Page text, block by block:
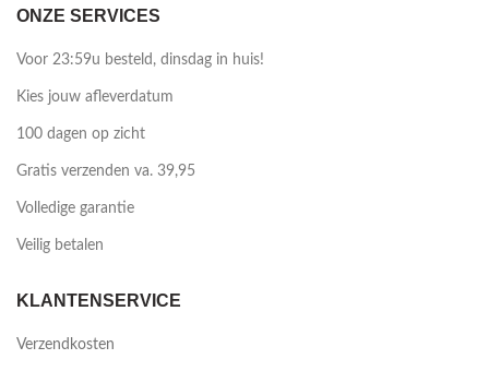
ONZE SERVICES
Voor 23:59u besteld, dinsdag in huis!
Kies jouw afleverdatum
100 dagen op zicht
Gratis verzenden va. 39,95
Volledige garantie
Veilig betalen
KLANTENSERVICE
Verzendkosten